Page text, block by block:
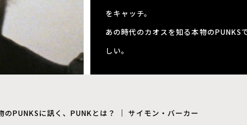
をキャッチ。
あの時代のカオスを知る本物の
しい。
のPUNKSに訊く、PUNKとは？ ｜ サイモン・バーカー